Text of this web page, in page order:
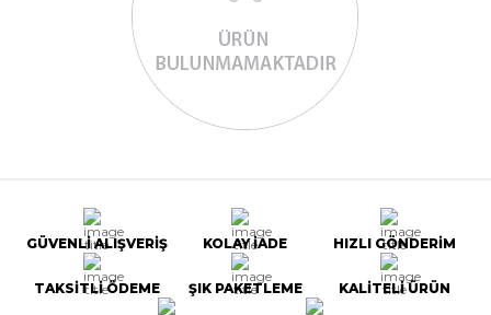
GÜVENLİ ALIŞVERİŞ KOLAY İADE HIZLI GÖNDERİM
TAKSİTLİ ÖDEME ŞIK PAKETLEME KALİTELİ ÜRÜN